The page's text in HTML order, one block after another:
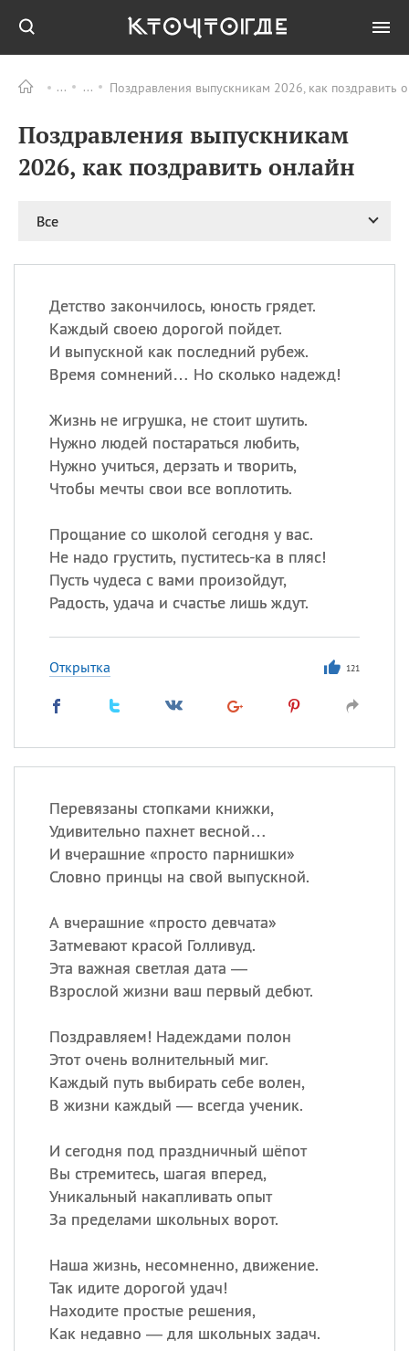
Поздравления выпускникам 2026, как поздравить
Поздравления выпускникам
2026, как поздравить онлайн
Все
Детство закончилось, юность грядет.
Каждый своею дорогой пойдет.
И выпускной как последний рубеж.
Время сомнений… Но сколько надежд!
Жизнь не игрушка, не стоит шутить.
Нужно людей постараться любить,
Нужно учиться, дерзать и творить,
Чтобы мечты свои все воплотить.
Прощание со школой сегодня у вас.
Не надо грустить, пуститесь-ка в пляс!
Пусть чудеса с вами произойдут,
Радость, удача и счастье лишь ждут.
Открытка 121
Перевязаны стопками книжки,
Удивительно пахнет весной…
И вчерашние «просто парнишки»
Словно принцы на свой выпускной.
А вчерашние «просто девчата»
Затмевают красой Голливуд.
Эта важная светлая дата —
Взрослой жизни ваш первый дебют.
Поздравляем! Надеждами полон
Этот очень волнительный миг.
Каждый путь выбирать себе волен,
В жизни каждый — всегда ученик.
И сегодня под праздничный шёпот
Вы стремитесь, шагая вперед,
Уникальный накапливать опыт
За пределами школьных ворот.
Наша жизнь, несомненно, движение.
Так идите дорогой удач!
Находите простые решения,
Как недавно — для школьных задач.
ПРАЗДНИКИ Все
08.08 День «Счастье
случается» (Happiness
Happens Day)
великомученика
покровителя всех
врачей и целителя
больных
09.08 День книголюбов (Book
Lovers Day)
ИМЕНА
Сегодня празднуют именины
Александр ,Макар
Анна
Посмотреть значениеи